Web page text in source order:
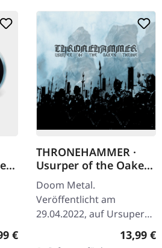
Preis:
€
THRONEHAMMER ·
Usurper of the Oaken
Throne | DIGIPAK CD
Doom Metal.
Veröffentlicht am
29.04.2022, auf Ursuper
Records. DigiPak-Version,
Neuauflage voon der
13,99 €